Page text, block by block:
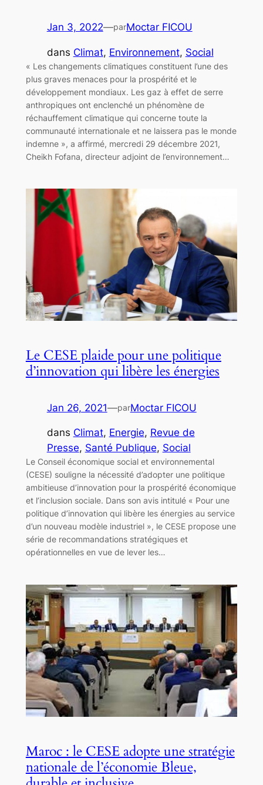
Jan 3, 2022—parMoctar FICOU
dans Climat, Environnement, Social
« Les changements climatiques constituent l’une des
plus graves menaces pour la prospérité et le
développement mondiaux. Les gaz à effet de serre
anthropiques ont enclenché un phénomène de
réchauffement climatique qui concerne toute la
communauté internationale et ne laissera pas le monde
indemne », a affirmé, mercredi 29 décembre 2021,
Cheikh Fofana, directeur adjoint de l’environnement…
Le CESE plaide pour une politique
d’innovation qui libère les énergies
Jan 26, 2021—parMoctar FICOU
dans Climat, Energie, Revue de
Presse, Santé Publique, Social
Le Conseil économique social et environnemental
(CESE) souligne la nécessité d’adopter une politique
ambitieuse d’innovation pour la prospérité économique
et l’inclusion sociale. Dans son avis intitulé « Pour une
politique d’innovation qui libère les énergies au service
d’un nouveau modèle industriel », le CESE propose une
série de recommandations stratégiques et
opérationnelles en vue de lever les…
Maroc : le CESE adopte une stratégie
nationale de l’économie Bleue,